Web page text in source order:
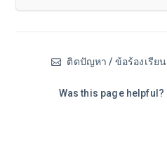
ติดปัญหา / ข้อร้องเรียน
Was this page helpful?